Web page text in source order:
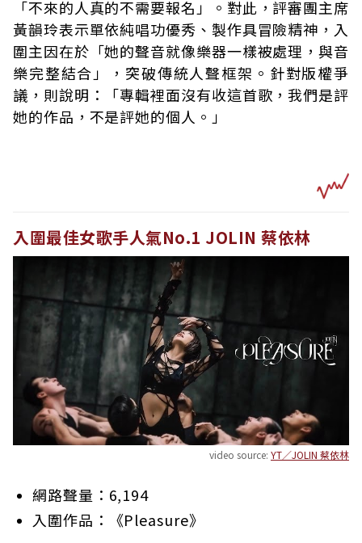
「不來的人真的不需要報名」。對此，評審團主席
黃韻玲表示單依純唱功優秀、製作具冒險精神，入
圍主因在於「她的聲音就像樂器一樣被處理，與音
樂完整結合」，突破傳統人聲框架。針對版權爭
議，則說明：「專輯裡面沒有收這首歌，我們是評
她的作品，不是評她的個人。」
入圍最佳女歌手人氣No.1 JOLIN 蔡依林
video source: YT／JOLIN 蔡依林
網路聲量：6,194
入圍作品：《Pleasure》